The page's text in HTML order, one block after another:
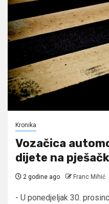
Kronika
Vozačica
dijete na
2 godine ago Franc Mihić
- U ponedjeljak 30.